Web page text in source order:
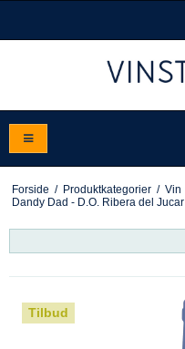
Forside / Produktkategorier / Vin
Dandy Dad - D.O. Ribera del Jucar
Tilbud